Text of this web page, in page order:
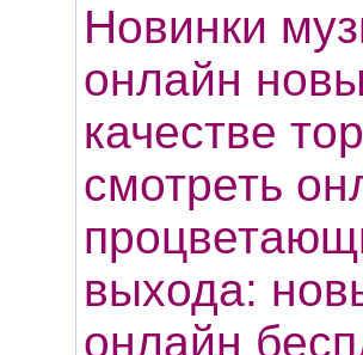
Новинки
онлайн
качестве
смотреть
выхода:
онлайн